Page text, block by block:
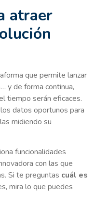
atraer
que permite lanzar
y de forma continua,
tiempo serán eficaces.
datos oportunos para
midiendo su
funcionalidades
con las que
Si te preguntas cuál es
mira lo que puedes